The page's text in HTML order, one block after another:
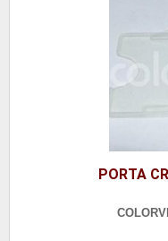
tubulação;-
Revestimento
isolamento
PORTA